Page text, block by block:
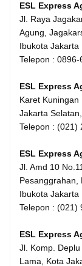
ESL Express
Jl. Raya
Agung,
Ibukota Jakarta
Telepon :
ESL Express
Karet
Jakarta
Telepon : (021)
ESL Express
Jl. Amd 10
Pesanggrahan,
Ibukota Jakarta
Telepon : (021)
ESL Express
Jl. Komp.
Lama, Kota